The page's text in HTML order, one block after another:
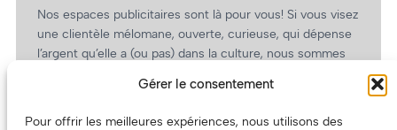
Gérer le consentement
Pour offrir les meilleures expériences, nous utilisons des
Nos espaces publicitaires sont là pour vous! Si vous visez
une clientèle mélomane, ouverte, curieuse, qui dépense
l’argent qu’elle a (ou pas) dans la culture, nous sommes
revient.